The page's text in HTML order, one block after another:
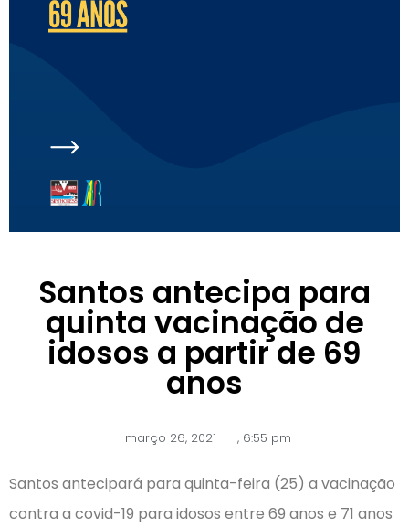
Santos antecipa para
quinta vacinação de
idosos a partir de 69
anos
março 26, 2021 , 6:55 pm
Santos antecipará para quinta-feira (25) a vacinação
contra a covid-19 para idosos entre 69 anos e 71 anos